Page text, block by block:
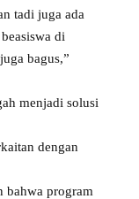
tadi juga ada
di
bagus,”
menjadi solusi
dengan
bahwa program